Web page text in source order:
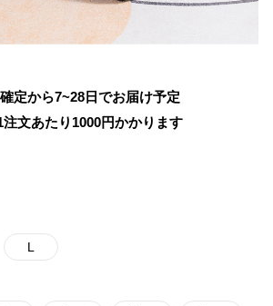
定から7~28日でお届け予定
文あたり 1000円かかります
L